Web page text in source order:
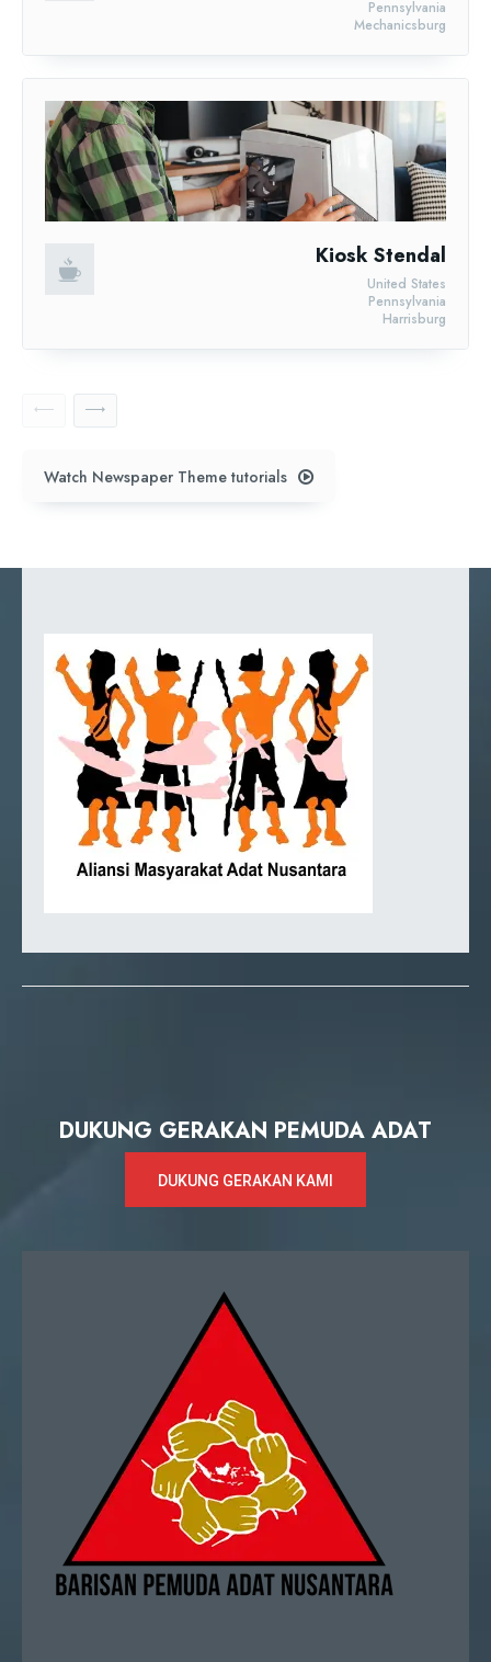
Mechanicsburg
Pennsylvania
Kiosk Stendal
Harrisburg
Pennsylvania
United States
Watch Newspaper Theme tutorials
DUKUNG GERAKAN PEMUDA ADAT
DUKUNG GERAKAN KAMI